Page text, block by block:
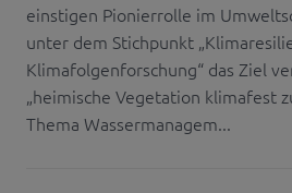
einstigen Pionierrolle im
unter dem Stichpunkt
Klimafolgenforschung“ das Ziel
„heimische Vegetation klimafest
Thema Wassermanagem...